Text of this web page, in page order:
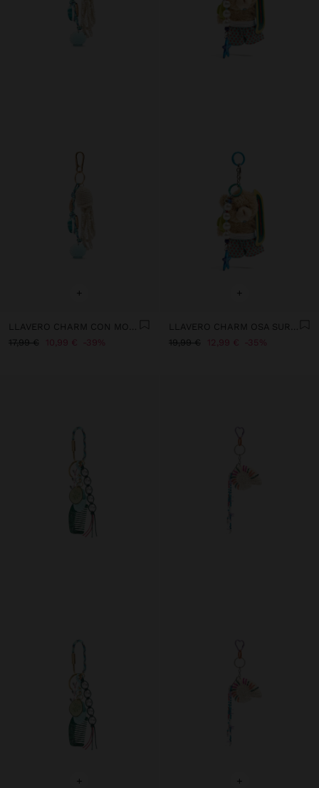
+
LLAVERO CHARM CON MOTIVOS MARINOS
17,99 €
10,99 € 39%
+
LLAVERO CHARM OSA SURF - THE PERFECT MATCH
19,99 €
12,99 € 35%
+ +